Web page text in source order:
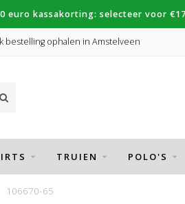
euro kassakorting: selecteer voor
bestelling ophalen in Amstelveen
TRUIEN POLO'S
106670-65